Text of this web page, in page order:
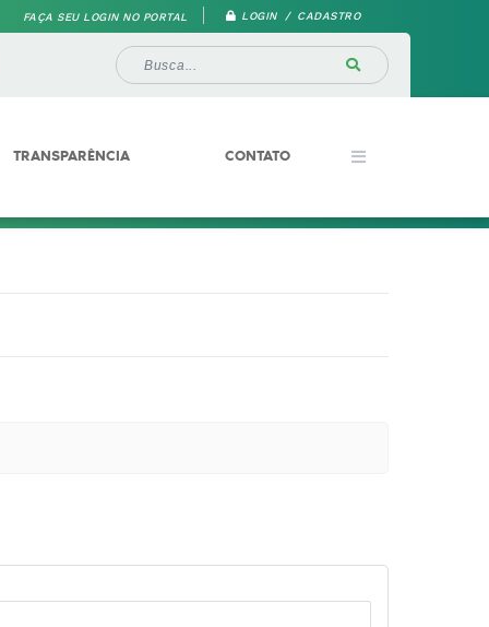
FAÇA SEU LOGIN NO PORTAL LOGIN / CADASTRO
TRANSPARÊNCIA CONTATO